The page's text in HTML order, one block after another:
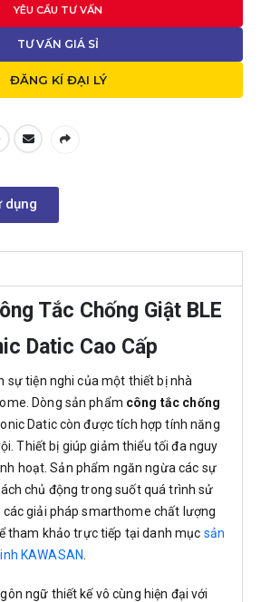
YÊU CẦU TƯ VẤN
TƯ VẤN GIÁ SỈ
ĐĂNG KÍ ĐẠI LÝ
dụng
Tắc Chống Giật BLE
Datic Cao Cấp
sự tiện nghi của một thiết bị nhà
Dòng sản phẩm công tắc chống
Datic còn được tích hợp tính năng
Thiết bị giúp giảm thiểu tối đa nguy
hoạt. Sản phẩm ngăn ngừa các sự
chủ động trong suốt quá trình sử
giải pháp smarthome chất lượng
tham khảo trực tiếp tại danh mục sản
KAWASAN
ngữ thiết kế vô cùng hiện đại với